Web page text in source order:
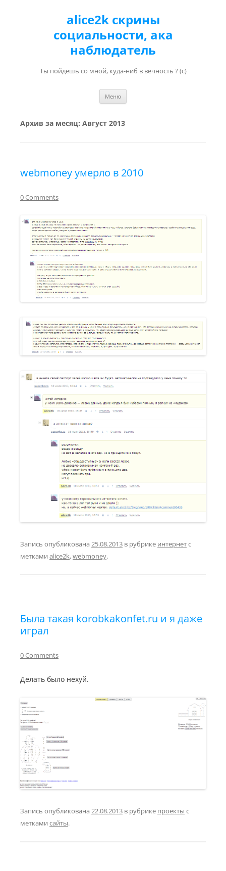
alice2k скрины
социальности, ака
наблюдатель
Ты пойдешь со мной, куда-ниб в вечность ? (с)
Меню
Архив за месяц: Август 2013
webmoney умерло в 2010
0 Comments
Запись опубликована 25.08.2013 в рубрике интернетс
метками alice2k,webmoney.
Была такая korobkakonfet.ru и я даже
играл
0 Comments
Делать было нехуй.
Запись опубликована 22.08.2013 в рубрике проекты с
метками сайты.